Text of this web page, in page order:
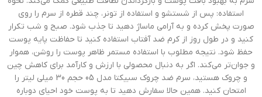
استفاده: پس از شستشو و استفاده از تونر، چند قطره از سرم را روی
صورت پخش کرده و به آرامی ماساژ دهید تا جذب شود. صبح و شب تکرار
کنید و در طول روز از کرم ضد آفتاب استفاده کنید تا حفاظت پایه پوست
حفظ شود. نتیجه مطلوب با استفاده مستمر ظاهر پوست را روشن، هموار
و جوان‌تر می‌کند. اگر به دنبال محصولی با ارزش و کارآمد برای کاهش چین
و چروک هستید، سرم ضد چروک سبیکتا مدل 05 حجم 30 میلی لیتر را
امتحان کنید. همین حالا سفارش دهید تا به پوست خود احیای دوباره